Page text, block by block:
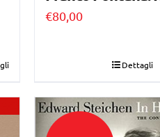
€80,00
Dettagli